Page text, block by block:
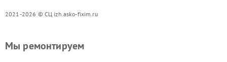
2021-2026 © СЦ izh.asko-fixim.ru
Мы ремонтируем